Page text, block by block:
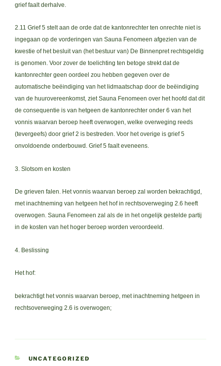
grief faalt derhalve.
2.11 Grief 5 stelt aan de orde dat de kantonrechter ten onrechte niet is
ingegaan op de vorderingen van Sauna Fenomeen afgezien van de
kwestie of het besluit van (het bestuur van) De Binnenpret rechtsgeldig
is genomen. Voor zover de toelichting ten betoge strekt dat de
kantonrechter geen oordeel zou hebben gegeven over de
automatische beëindiging van het lidmaatschap door de beëindiging
van de huurovereenkomst, ziet Sauna Fenomeen over het hoofd dat dit
de consequentie is van hetgeen de kantonrechter onder 6 van het
vonnis waarvan beroep heeft overwogen, welke overweging reeds
(tevergeefs) door grief 2 is bestreden. Voor het overige is grief 5
onvoldoende onderbouwd. Grief 5 faalt eveneens.
3. Slotsom en kosten
De grieven falen. Het vonnis waarvan beroep zal worden bekrachtigd,
met inachtneming van hetgeen het hof in rechtsoverweging 2.6 heeft
overwogen. Sauna Fenomeen zal als de in het ongelijk gestelde partij
in de kosten van het hoger beroep worden veroordeeld.
4. Beslissing
Het hof:
bekrachtigt het vonnis waarvan beroep, met inachtneming hetgeen in
rechtsoverweging 2.6 is overwogen;
CATEGORIEËN
UNCATEGORIZED